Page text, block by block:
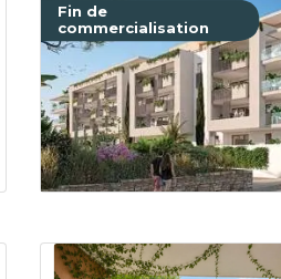
Fin de
commercialisation